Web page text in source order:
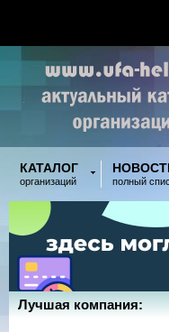
КАТАЛОГ
организаций полный
Лучшая компания: